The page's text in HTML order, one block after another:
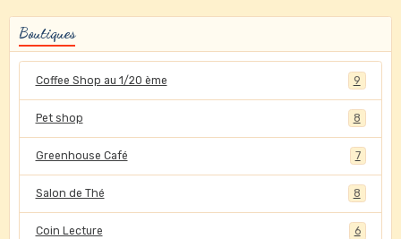
Boutiques
Coffee Shop au 1/20 ème 9
Pet shop 8
Greenhouse Café 7
Salon de Thé 8
Coin Lecture 6